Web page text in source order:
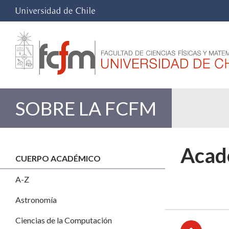
SOBRE LA FCFM
CUERPO ACADÉMICO
A-Z
Astronomía
Ciencias de la Computación